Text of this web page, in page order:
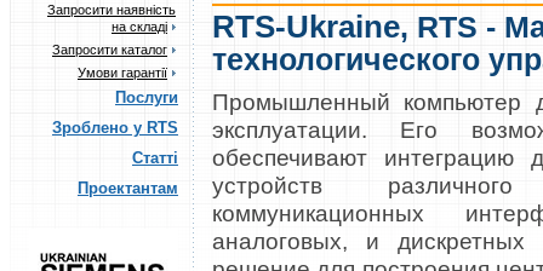
Запросити наявність
на складі
Запросити каталог
Умови гарантії
Послуги
Зроблено у RTS
Статті
Проектантам
RTS-Ukraine, RTS -
технологического
Промышленный компьютер
эксплуатации. Его
обеспечивают
устройств
коммуникационных
аналоговых, и